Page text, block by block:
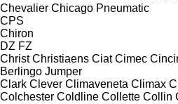
Chevalier Chicago Pneumatic
CPS
Chiron
DZ FZ
Christ Christiaens Ciat Cimec
Berlingo Jumper
Clark Clever Climaveneta Climax
Colchester Coldline Collette Collin